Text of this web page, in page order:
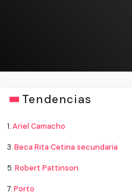
Tendencias
1.Ariel Camacho
3.Beca Rita Cetina secundaria
5.Robert Pattinson
7.Porto